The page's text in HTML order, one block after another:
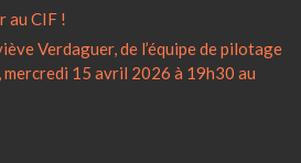
au CIF !
Verdaguer, de l’équipe de pilotage
15 avril 2026 à 19h30 au